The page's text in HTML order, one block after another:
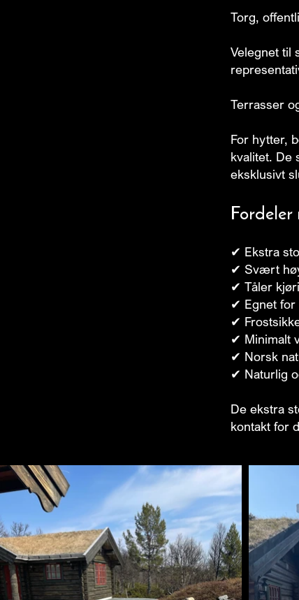
Torg,
Velegnet til
Terrasser
For hytter,
kvalitet. De
eksklusivt
✔ Ekstra
✔ Svært
✔ Tåler
✔ Egnet for
✔
✔ Minimalt
✔ Norsk
✔ Naturlig
De ekstra
kontakt for